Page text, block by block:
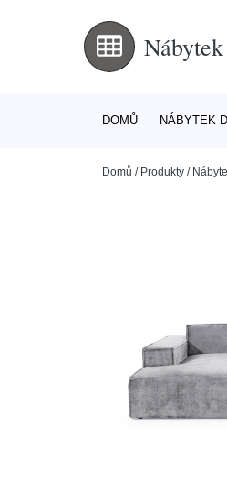
DOMŮ NÁBYTEK
Domů / Produkty /